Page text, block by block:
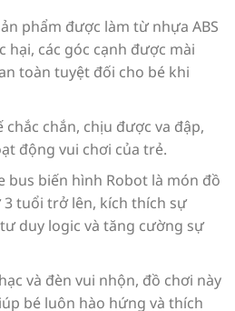
phẩm được làm từ nhựa ABS
hại, các góc cạnh được mài
toàn tuyệt đối cho bé khi
chắc chắn, chịu được va đập,
động vui chơi của trẻ.
bus biến hình Robot là món đồ
tuổi trở lên, kích thích sự
duy logic và tăng cường sự
và đèn vui nhộn, đồ chơi này
bé luôn hào hứng và thích